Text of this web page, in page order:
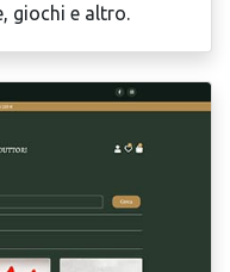
giochi e altro.